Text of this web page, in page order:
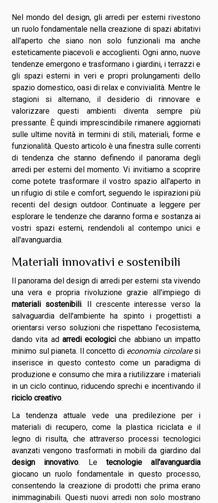
Nel mondo del design, gli arredi per esterni rivestono
un ruolo fondamentale nella creazione di spazi abitativi
all'aperto che siano non solo funzionali ma anche
esteticamente piacevoli e accoglienti. Ogni anno, nuove
tendenze emergono e trasformano i giardini, i terrazzi e
gli spazi esterni in veri e propri prolungamenti dello
spazio domestico, oasi di relax e convivialità. Mentre le
stagioni si alternano, il desiderio di rinnovare e
valorizzare questi ambienti diventa sempre più
pressante. È quindi imprescindibile rimanere aggiornati
sulle ultime novità in termini di stili, materiali, forme e
funzionalità. Questo articolo è una finestra sulle correnti
di tendenza che stanno definendo il panorama degli
arredi per esterni del momento. Vi invitiamo a scoprire
come potete trasformare il vostro spazio all'aperto in
un rifugio di stile e comfort, seguendo le ispirazioni più
recenti del design outdoor. Continuate a leggere per
esplorare le tendenze che daranno forma e sostanza ai
vostri spazi esterni, rendendoli al contempo unici e
all'avanguardia.
Materiali innovativi e sostenibili
Il panorama del design di arredi per esterni sta vivendo
una vera e propria rivoluzione grazie all'impiego di
materiali sostenibili. Il crescente interesse verso la
salvaguardia dell'ambiente ha spinto i progettisti a
orientarsi verso soluzioni che rispettano l'ecosistema,
dando vita ad arredi ecologici che abbiano un impatto
minimo sul pianeta. Il concetto di economia circolaresi
inserisce in questo contesto come un paradigma di
produzione e consumo che mira a riutilizzare i materiali
in un ciclo continuo, riducendo sprechi e incentivando il
riciclo creativo.
La tendenza attuale vede una predilezione per i
materiali di recupero, come la plastica riciclata e il
legno di risulta, che attraverso processi tecnologici
avanzati vengono trasformati in mobili da giardino dal
design innovativo. Le tecnologie all'avanguardia
giocano un ruolo fondamentale in questo processo,
consentendo la creazione di prodotti che prima erano
inimmaginabili. Questi nuovi arredi non solo mostrano